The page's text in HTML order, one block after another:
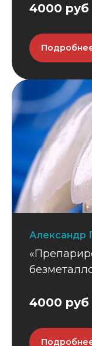
4000 руб
Александр
4000 руб